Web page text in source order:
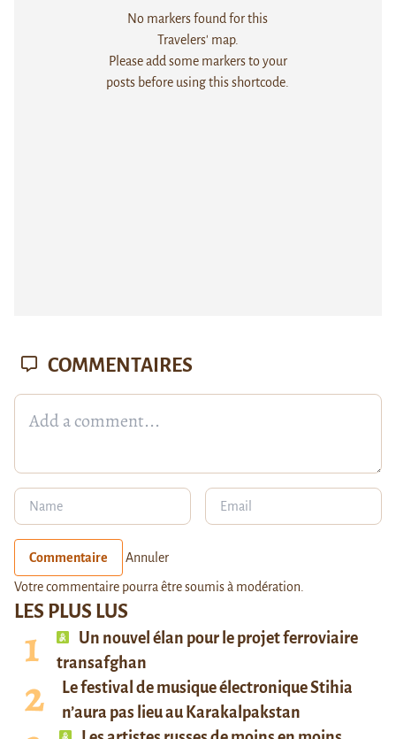
No markers found for this
Travelers' map.
Please add some markers to your
posts before using this shortcode.
LES PLUS LUS
Un nouvel élan pour le projet ferroviaire
transafghan
Le festival de musique électronique Stihia
n’aura pas lieu au Karakalpakstan
COMMENTAIRES
Commentaire Annuler
Votre commentaire pourra être soumis à modération.